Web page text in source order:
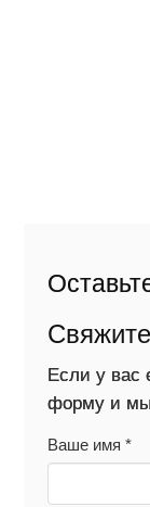
Если у вас
форму и мы
Ваше имя *